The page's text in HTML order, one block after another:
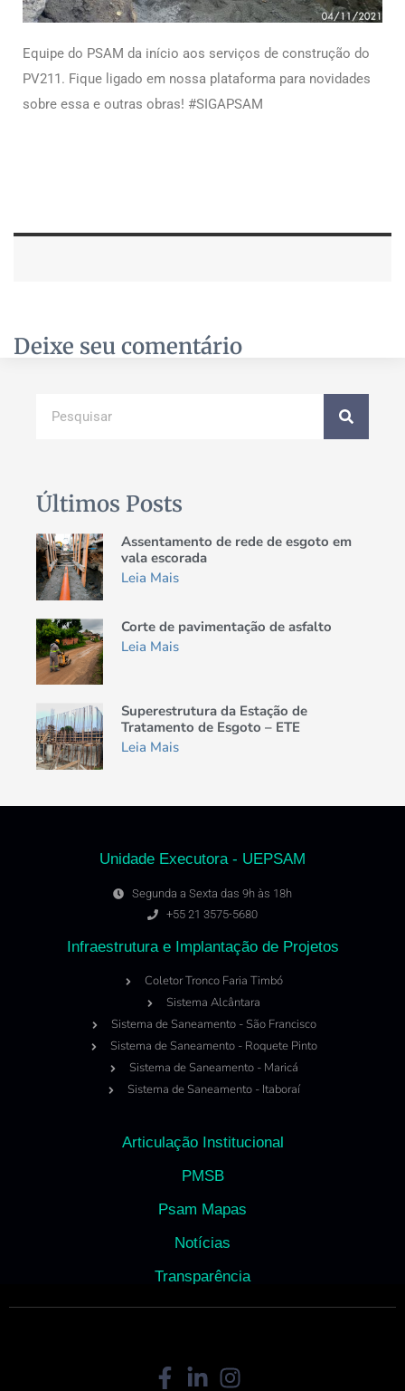
Equipe do PSAM da início aos serviços de construção do
PV211. Fique ligado em nossa plataforma para novidades
sobre essa e outras obras! #SIGAPSAM
Deixe seu comentário
Últimos Posts
Assentamento de rede de esgoto em
vala escorada
Leia Mais
Corte de pavimentação de asfalto
Leia Mais
Superestrutura da Estação de
Tratamento de Esgoto – ETE
Leia Mais
Unidade Executora - UEPSAM
Segunda a Sexta das 9h às 18h
+55 21 3575-5680
Infraestrutura e Implantação de Projetos
Coletor Tronco Faria Timbó
Sistema Alcântara
Sistema de Saneamento - São Francisco
Sistema de Saneamento - Roquete Pinto
Sistema de Saneamento - Maricá
Sistema de Saneamento - Itaboraí
Articulação Institucional
PMSB
Psam Mapas
Notícias
Transparência